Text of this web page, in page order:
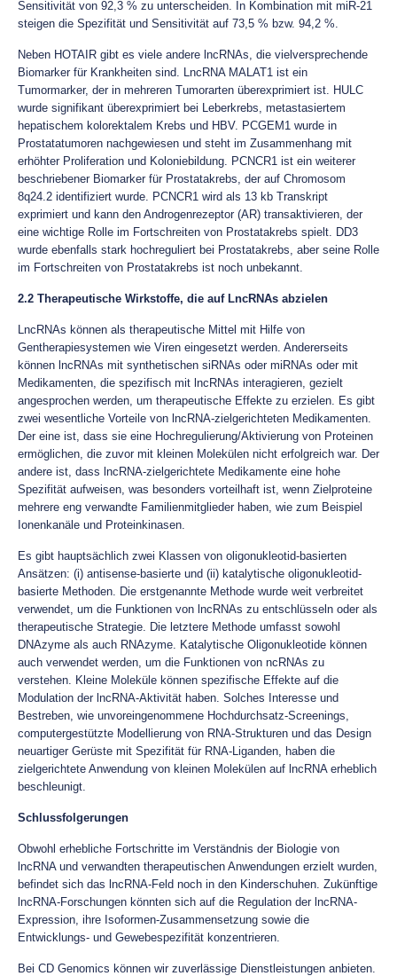
Sensitivität von 92,3 % zu unterscheiden. In Kombination mit miR-21
steigen die Spezifität und Sensitivität auf 73,5 % bzw. 94,2 %.
Neben HOTAIR gibt es viele andere lncRNAs, die vielversprechende
Biomarker für Krankheiten sind. LncRNA MALAT1 ist ein
Tumormarker, der in mehreren Tumorarten überexprimiert ist. HULC
wurde signifikant überexprimiert bei Leberkrebs, metastasiertem
hepatischem kolorektalem Krebs und HBV. PCGEM1 wurde in
Prostatatumoren nachgewiesen und steht im Zusammenhang mit
erhöhter Proliferation und Koloniebildung. PCNCR1 ist ein weiterer
beschriebener Biomarker für Prostatakrebs, der auf Chromosom
8q24.2 identifiziert wurde. PCNCR1 wird als 13 kb Transkript
exprimiert und kann den Androgenrezeptor (AR) transaktivieren, der
eine wichtige Rolle im Fortschreiten von Prostatakrebs spielt. DD3
wurde ebenfalls stark hochreguliert bei Prostatakrebs, aber seine Rolle
im Fortschreiten von Prostatakrebs ist noch unbekannt.
2.2 Therapeutische Wirkstoffe, die auf LncRNAs abzielen
LncRNAs können als therapeutische Mittel mit Hilfe von
Gentherapiesystemen wie Viren eingesetzt werden. Andererseits
können lncRNAs mit synthetischen siRNAs oder miRNAs oder mit
Medikamenten, die spezifisch mit lncRNAs interagieren, gezielt
angesprochen werden, um therapeutische Effekte zu erzielen. Es gibt
zwei wesentliche Vorteile von lncRNA-zielgerichteten Medikamenten.
Der eine ist, dass sie eine Hochregulierung/Aktivierung von Proteinen
ermöglichen, die zuvor mit kleinen Molekülen nicht erfolgreich war. Der
andere ist, dass lncRNA-zielgerichtete Medikamente eine hohe
Spezifität aufweisen, was besonders vorteilhaft ist, wenn Zielproteine
mehrere eng verwandte Familienmitglieder haben, wie zum Beispiel
Ionenkanäle und Proteinkinasen.
Es gibt hauptsächlich zwei Klassen von oligonukleotid-basierten
Ansätzen: (i) antisense-basierte und (ii) katalytische oligonukleotid-
basierte Methoden. Die erstgenannte Methode wurde weit verbreitet
verwendet, um die Funktionen von lncRNAs zu entschlüsseln oder als
therapeutische Strategie. Die letztere Methode umfasst sowohl
DNAzyme als auch RNAzyme. Katalytische Oligonukleotide können
auch verwendet werden, um die Funktionen von ncRNAs zu
verstehen. Kleine Moleküle können spezifische Effekte auf die
Modulation der lncRNA-Aktivität haben. Solches Interesse und
Bestreben, wie unvoreingenommene Hochdurchsatz-Screenings,
computergestützte Modellierung von RNA-Strukturen und das Design
neuartiger Gerüste mit Spezifität für RNA-Liganden, haben die
zielgerichtete Anwendung von kleinen Molekülen auf lncRNA erheblich
beschleunigt.
Schlussfolgerungen
Obwohl erhebliche Fortschritte im Verständnis der Biologie von
lncRNA und verwandten therapeutischen Anwendungen erzielt wurden,
befindet sich das lncRNA-Feld noch in den Kinderschuhen. Zukünftige
lncRNA-Forschungen könnten sich auf die Regulation der lncRNA-
Expression, ihre Isoformen-Zusammensetzung sowie die
Entwicklungs- und Gewebespezifität konzentrieren.
Bei CD Genomics können wir zuverlässige Dienstleistungen anbieten.